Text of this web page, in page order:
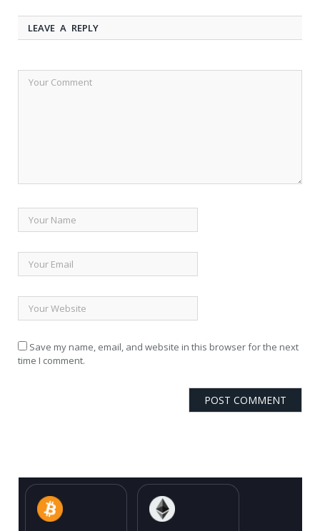
LEAVE A REPLY
Save my name, email, and website in this browser for the next
time I comment.